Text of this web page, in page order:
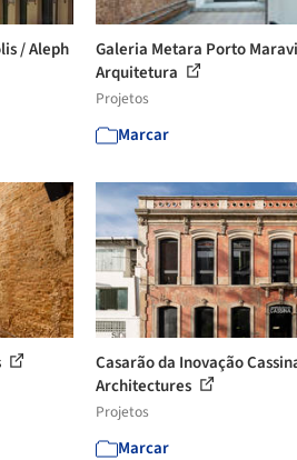
/ Aleph
Galeria Metara Porto
Arquitetura
Projetos
Marcar
Casarão da Inovação
Architectures
Projetos
Marcar